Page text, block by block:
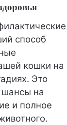
способ
кошки на
Это
на
и полное